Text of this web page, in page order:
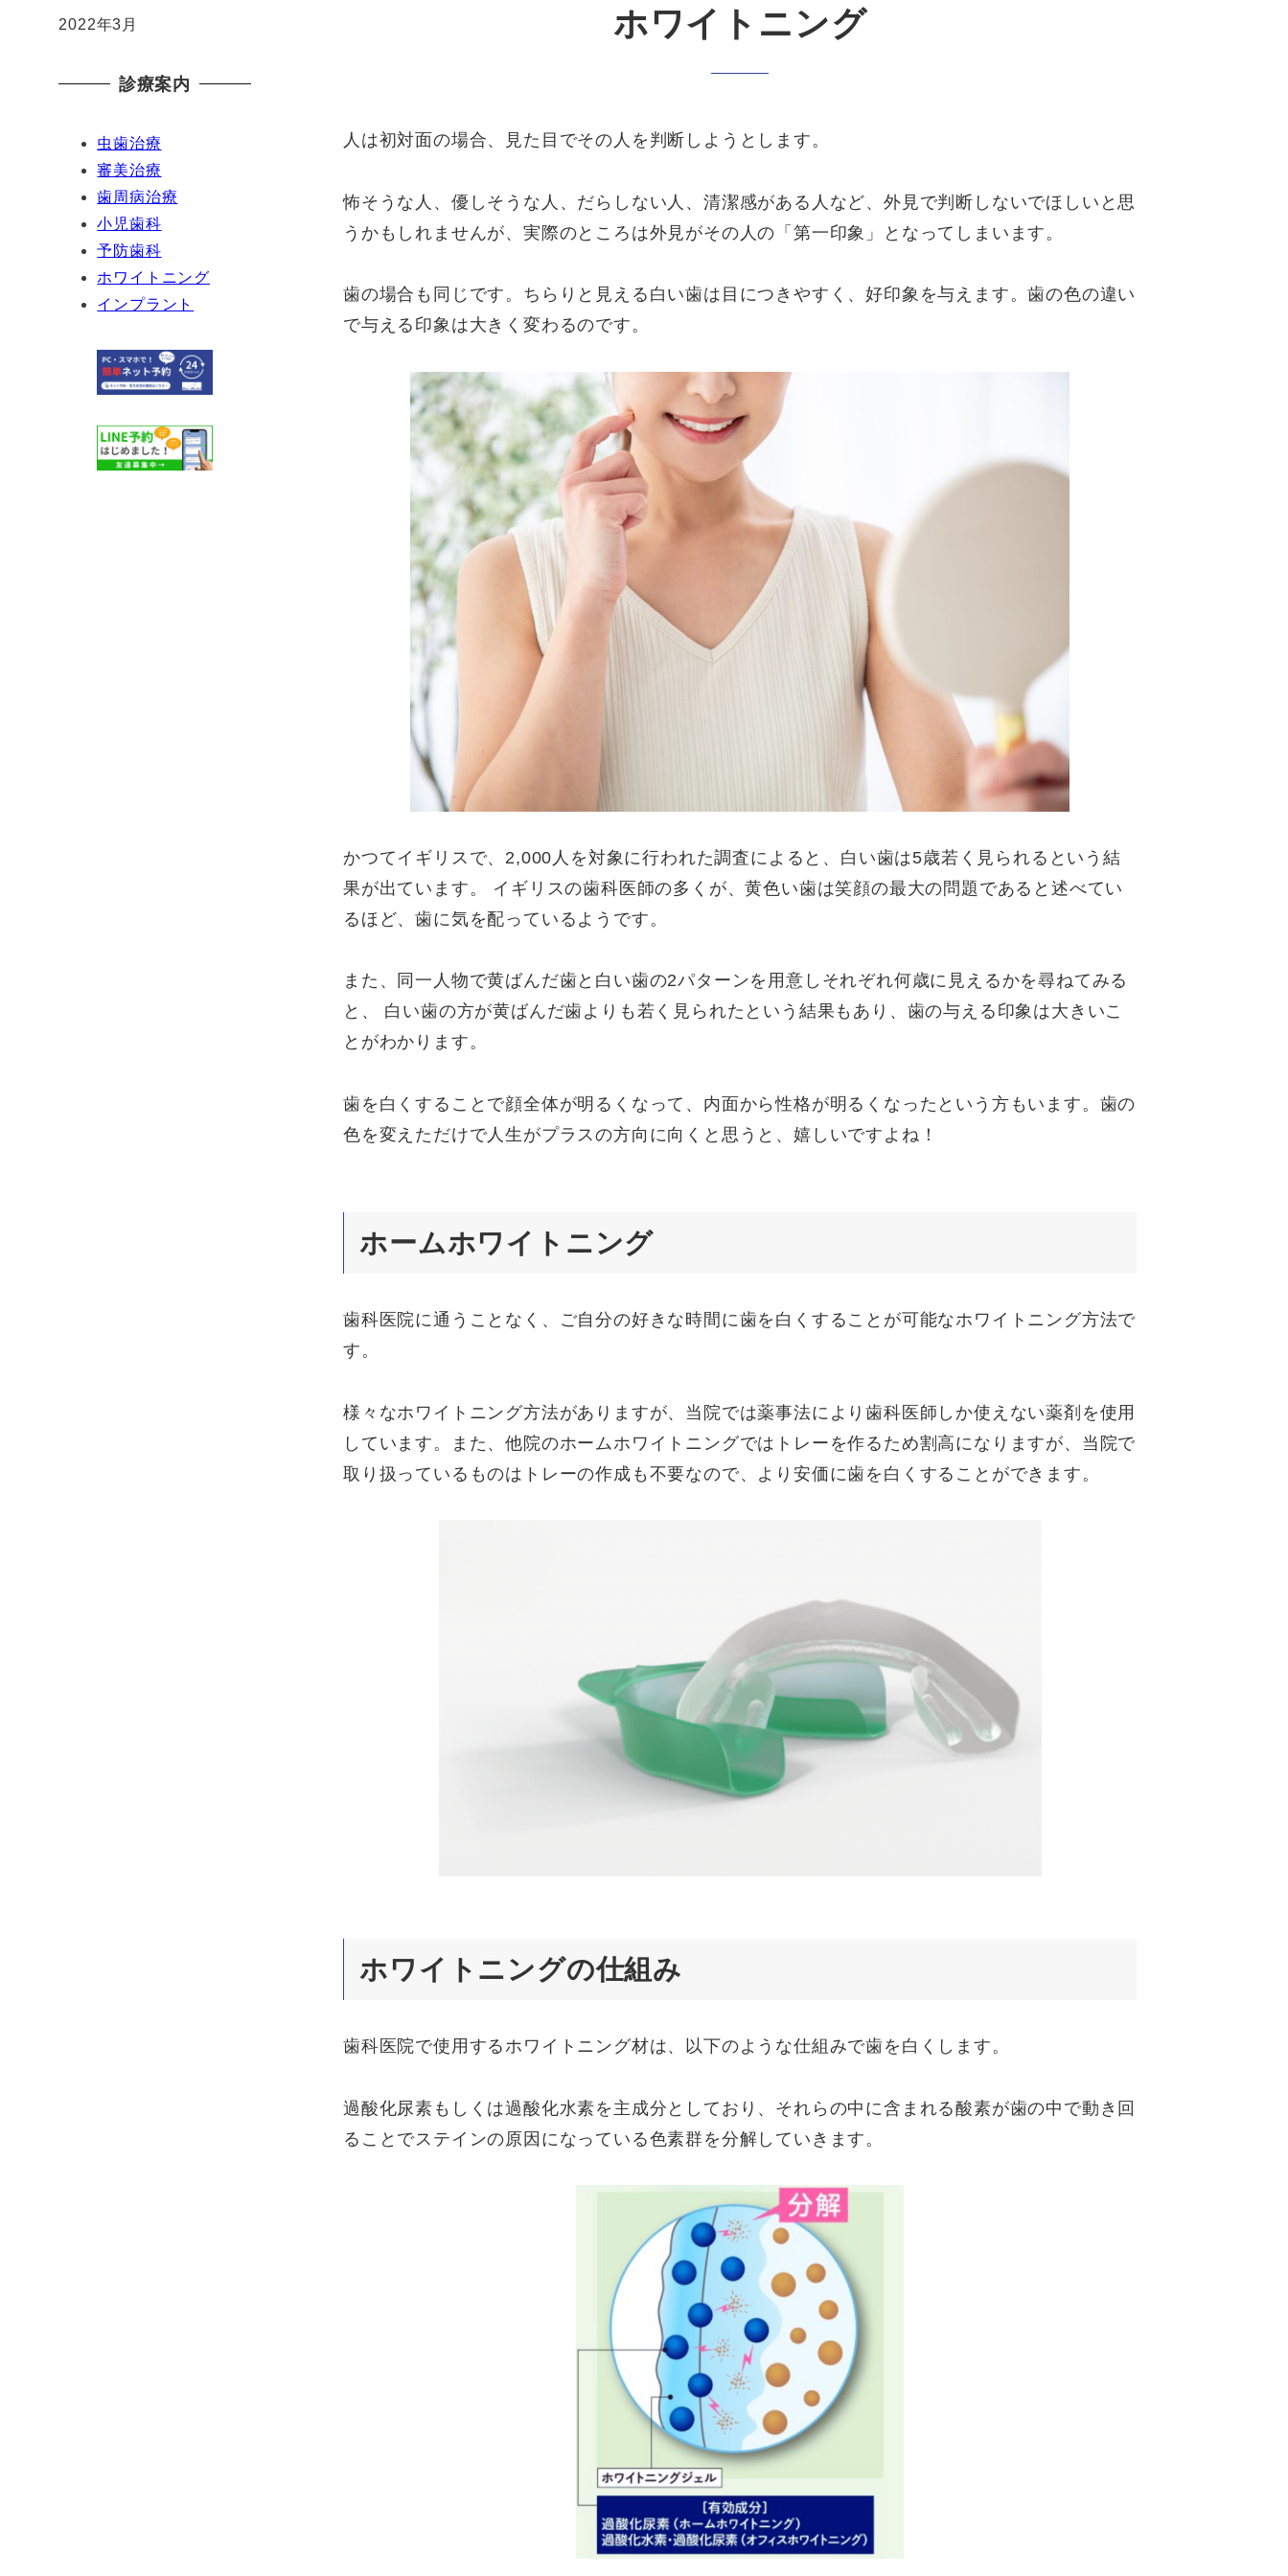
ホワイトニング
人は初対面の場合、見た目でその人を判断しようとします。
怖そうな人、優しそうな人、だらしない人、清潔感がある人など、外見で判断しないでほしいと思
うかもしれませんが、実際のところは外見がその人の「第一印象」となってしまいます。
歯の場合も同じです。ちらりと見える白い歯は目につきやすく、好印象を与えます。歯の色の違い
で与える印象は大きく変わるのです。
かつてイギリスで、2,000人を対象に行われた調査によると、白い歯は5歳若く見られるという結
果が出ています。 イギリスの歯科医師の多くが、黄色い歯は笑顔の最大の問題であると述べてい
るほど、歯に気を配っているようです。
また、同一人物で黄ばんだ歯と白い歯の2パターンを用意しそれぞれ何歳に見えるかを尋ねてみる
と、 白い歯の方が黄ばんだ歯よりも若く見られたという結果もあり、歯の与える印象は大きいこ
とがわかります。
歯を白くすることで顔全体が明るくなって、内面から性格が明るくなったという方もいます。歯の
色を変えただけで人生がプラスの方向に向くと思うと、嬉しいですよね！
ホームホワイトニング
歯科医院に通うことなく、ご自分の好きな時間に歯を白くすることが可能なホワイトニング方法で
す。
様々なホワイトニング方法がありますが、当院では薬事法により歯科医師しか使えない薬剤を使用
しています。また、他院のホームホワイトニングではトレーを作るため割高になりますが、当院で
取り扱っているものはトレーの作成も不要なので、より安価に歯を白くすることができます。
ホワイトニングの仕組み
歯科医院で使用するホワイトニング材は、以下のような仕組みで歯を白くします。
過酸化尿素もしくは過酸化水素を主成分としており、それらの中に含まれる酸素が歯の中で動き回
ることでステインの原因になっている色素群を分解していきます。
2022年3月
診療案内
虫歯治療
審美治療
歯周病治療
小児歯科
予防歯科
ホワイトニング
インプラント